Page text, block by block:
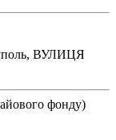
ВУЛИЦЯ
фонду)